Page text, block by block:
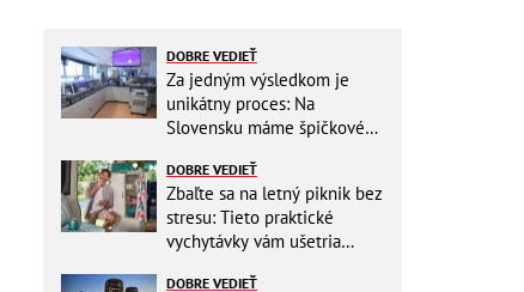
DOBRE VEDIEŤ
Za jedným výsledkom je
unikátny proces: Na
Slovensku máme špičkové
DOBRE VEDIEŤ
Zbaľte sa na letný piknik bez
stresu: Tieto praktické
vychytávky vám ušetria
DOBRE VEDIEŤ